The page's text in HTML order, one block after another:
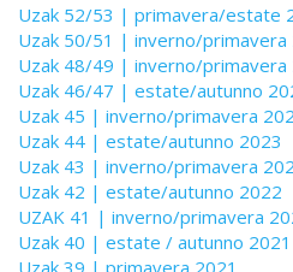
Uzak 52/53 | primavera/estate
Uzak 50/51 | inverno/primavera
Uzak 48/49 | inverno/primavera
Uzak 46/47 | estate/autunno
Uzak 45 | inverno/primavera
Uzak 44 | estate/autunno 2023
Uzak 43 | inverno/primavera
Uzak 42 | estate/autunno 2022
UZAK 41 | inverno/primavera
Uzak 40 | estate / autunno 2021
Uzak 39 | primavera 2021